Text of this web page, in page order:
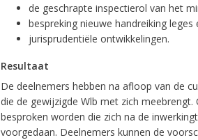
de geschrapte inspectierol van het
bespreking nieuwe handreiking
jurisprudentiële ontwikkelingen.
Resultaat
De deelnemers hebben na afloop van de
die de gewijzigde Wlb met zich
besproken worden die zich na de
voorgedaan. Deelnemers kunnen de